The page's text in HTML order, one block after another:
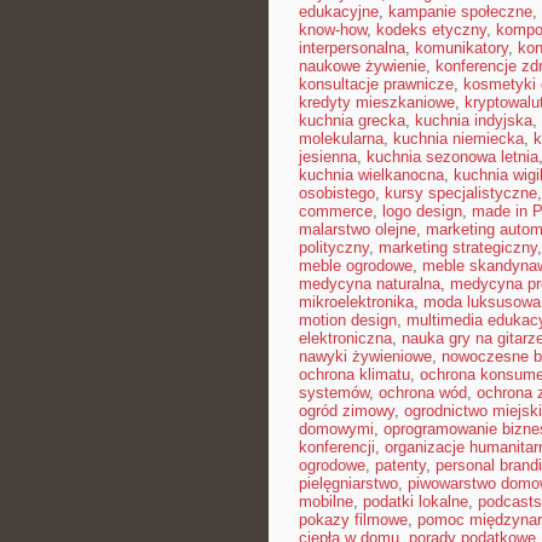
edukacyjne, kampanie społeczne,
know-how, kodeks etyczny,
interpersonalna, komunikatory,
naukowe żywienie, konferencje
konsultacje prawnicze, kosmetyki
kredyty mieszkaniowe,
kuchnia grecka, kuchnia indyjska,
molekularna, kuchnia niemiecka,
jesienna, kuchnia sezonowa letnia
kuchnia wielkanocna, kuchnia
osobistego, kursy specjalistyczne
commerce, logo design, made in
malarstwo olejne, marketing
polityczny, marketing strategiczny
meble ogrodowe, meble
medycyna naturalna, medycyna
mikroelektronika, moda luksusowa
motion design, multimedia
elektroniczna, nauka gry na
nawyki żywieniowe, nowoczesne
ochrona klimatu, ochrona
systemów, ochrona wód, ochrona
ogród zimowy, ogrodnictwo
domowymi, oprogramowanie
konferencji, organizacje
ogrodowe, patenty, personal
pielęgniarstwo, piwowarstwo
mobilne, podatki lokalne,
pokazy filmowe, pomoc
ciepła w domu porady podatkowe